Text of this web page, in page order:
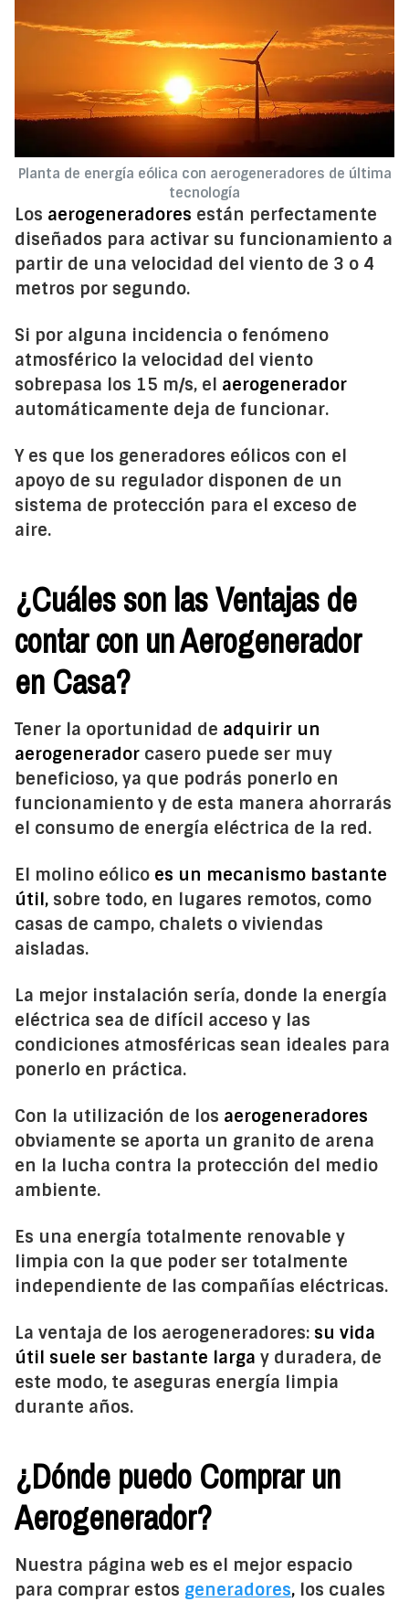
Planta de energía eólica con aerogeneradores de última
tecnología
Los aerogeneradores están perfectamente
diseñados para activar su funcionamiento a
partir de una velocidad del viento de 3 o 4
metros por segundo.
Si por alguna incidencia o fenómeno
atmosférico la velocidad del viento
sobrepasa los 15 m/s, el aerogenerador
automáticamente deja de funcionar.
Y es que los generadores eólicos con el
apoyo de su regulador disponen de un
sistema de protección para el exceso de
aire.
¿Cuáles son las Ventajas de
contar con un Aerogenerador
en Casa?
Tener la oportunidad de adquirir un
aerogenerador casero puede ser muy
beneficioso, ya que podrás ponerlo en
funcionamiento y de esta manera ahorrarás
el consumo de energía eléctrica de la red.
El molino eólico es un mecanismo bastante
útil, sobre todo, en lugares remotos, como
casas de campo, chalets o viviendas
aisladas.
La mejor instalación sería, donde la energía
eléctrica sea de difícil acceso y las
condiciones atmosféricas sean ideales para
ponerlo en práctica.
Con la utilización de los aerogeneradores
obviamente se aporta un granito de arena
en la lucha contra la protección del medio
ambiente.
Es una energía totalmente renovable y
limpia con la que poder ser totalmente
independiente de las compañías eléctricas.
La ventaja de los aerogeneradores: su vida
útil suele ser bastante larga y duradera, de
este modo, te aseguras energía limpia
durante años.
¿Dónde puedo Comprar un
Aerogenerador?
Nuestra página web es el mejor espacio
para comprar estos generadores, los cuales